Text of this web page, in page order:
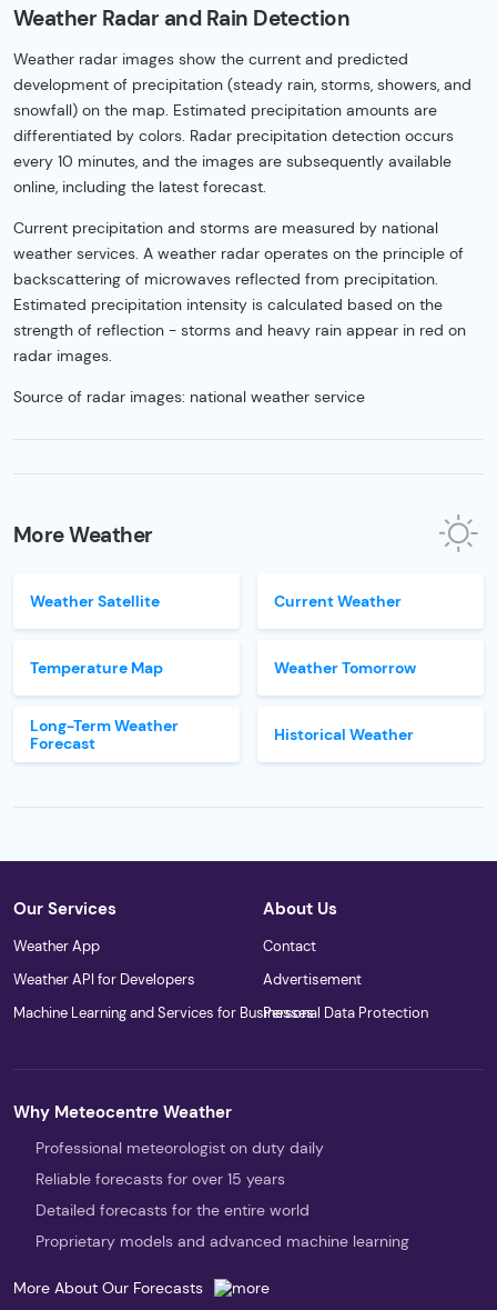
Weather Radar and Rain Detection
Weather radar images show the current and predicted
development of precipitation (steady rain, storms, showers, and
snowfall) on the map. Estimated precipitation amounts are
differentiated by colors. Radar precipitation detection occurs
every 10 minutes, and the images are subsequently available
online, including the latest forecast.
Current precipitation and storms are measured by national
weather services. A weather radar operates on the principle of
backscattering of microwaves reflected from precipitation.
Estimated precipitation intensity is calculated based on the
strength of reflection - storms and heavy rain appear in red on
radar images.
Source of radar images: national weather service
More Weather
Weather Satellite
Temperature Map
Long-Term Weather
Forecast
Current Weather
Weather Tomorrow
Historical Weather
Our Services
Weather App
Weather API for Developers
Machine Learning and Services for Businesses
About Us
Contact
Advertisement
Personal Data Protection
Why Meteocentre Weather
Professional meteorologist on duty daily
Reliable forecasts for over 15 years
Detailed forecasts for the entire world
Proprietary models and advanced machine learning
More About Our Forecasts